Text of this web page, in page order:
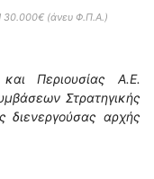
(άνευ Φ.Π.Α.)
Περιουσίας Α.Ε.
Στρατηγικής
διενεργούσας αρχής